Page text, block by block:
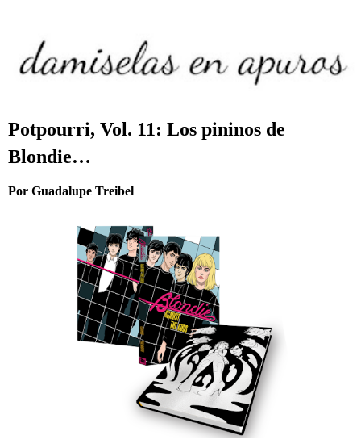
Potpourri, Vol. 11: Los pininos de
Blondie…
Por Guadalupe Treibel